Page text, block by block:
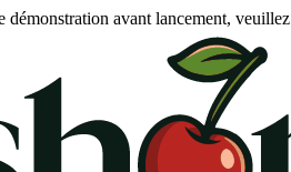
démonstration avant lancement, veuillez